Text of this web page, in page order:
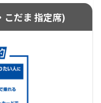
こだま 指定席)